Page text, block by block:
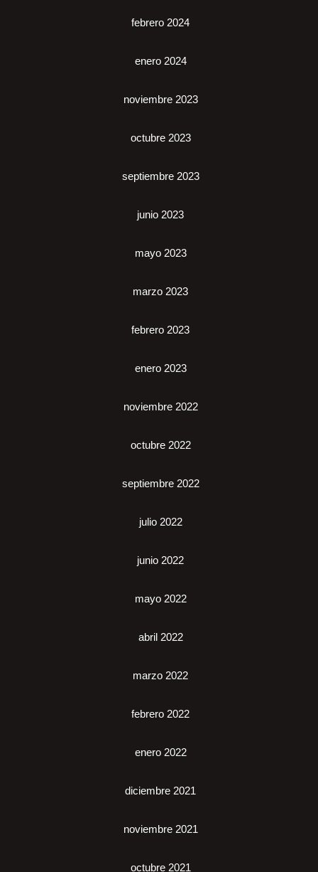
febrero 2024
enero 2024
noviembre 2023
octubre 2023
septiembre 2023
junio 2023
mayo 2023
marzo 2023
febrero 2023
enero 2023
noviembre 2022
octubre 2022
septiembre 2022
julio 2022
junio 2022
mayo 2022
abril 2022
marzo 2022
febrero 2022
enero 2022
diciembre 2021
noviembre 2021
octubre 2021